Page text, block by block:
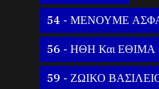
54 - ΜΕΝΟΥΜΕ
56 - ΗΘΗ Και ΕΘΙΜΑ
59 - ΖΩΙΚΟ